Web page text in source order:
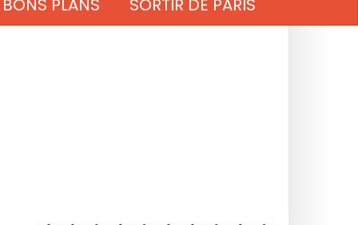
BONS PLANS SORTIR DE PARIS